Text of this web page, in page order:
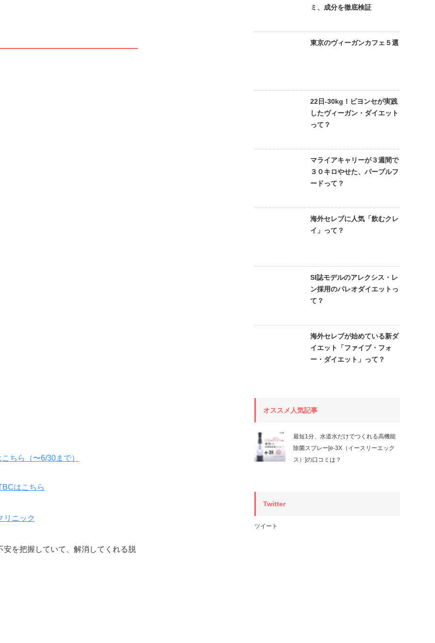
ちら（〜6/30まで）
はこちら
リニック
を把握していて、解消してくれる脱
ミ、成分を徹底検証
東京のヴィーガンカフェ５選
22日-30kg！ビヨンセが実践
したヴィーガン・ダイエット
って？
マライアキャリーが３週間で
３０キロやせた、パープルフ
ードって？
海外セレブに人気「飲むクレ
イ」って？
SI誌モデルのアレクシス・レ
ン採用のパレオダイエットっ
て？
海外セレブが始めている新ダ
イエット「ファイブ・フォ
ー・ダイエット」って？
オススメ人気記事
最短1分、水道水だけでつくれる高機能
除菌スプレー[e-3X（イースリーエック
ス）]の口コミは？
Twitter
ツイート